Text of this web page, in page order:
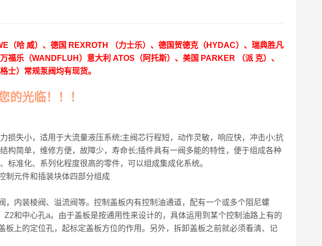
（哈 威）、德国 REXROTH （力士乐）、德国贺德克（HYDAC）、瑞典胜凡
福乐（WANDFLUH）意大利 ATOS（阿托斯）、美国 PARKER （派 克）、
士）常规泵阀均有现货。
的光临！！！
损失小，适用于大流量液压系统;主阀芯行程短，动作灵敏，响应快，冲击小;抗
构简单，维修方便，故障少，寿命长;插件具有一阀多能的特性，便于组成各种
标准化、系列化程度很高的零件，可以组成集成化系统。
制元件和插装块体四部分组成
，内装棱阀、溢流阀等。控制盖板内有控制油通道，配有一个或多个阻尼螺
和中心孔a。由于盖板是按通用性来设计的，具体运用到某个控制油路上有的
板上的定位孔，起标定盖板方位的作用。另外，拆卸盖板之前就必须看清、记